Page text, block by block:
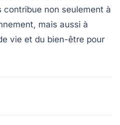
contribue non seulement à
mais aussi à
vie et du bien-être pour